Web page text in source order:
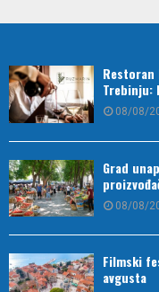
Trebinju:
08/08/
Grad
08/08/
Filmski
avgusta